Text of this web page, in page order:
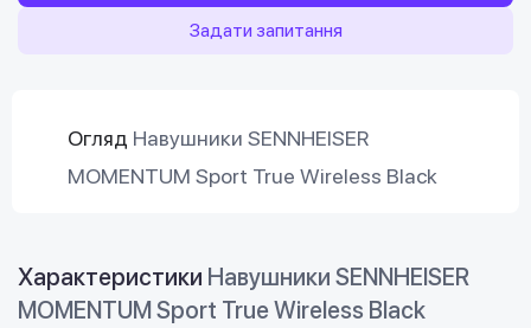
Задати запитання
Огляд Навушники SENNHEISER
MOMENTUM Sport True Wireless Black
Характеристики Навушники SENNHEISER
MOMENTUM Sport True Wireless Black